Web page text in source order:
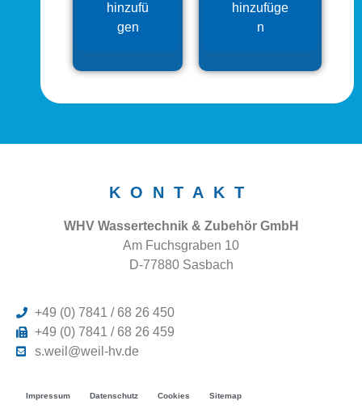
hinzufü
gen
hinzufüge
n
KONTAKT
WHV Wassertechnik & Zubehör GmbH
Am Fuchsgraben 10
D-77880 Sasbach
+49 (0) 7841 / 68 26 450
+49 (0) 7841 / 68 26 459
s.weil@weil-hv.de
Impressum Datenschutz Cookies Sitemap